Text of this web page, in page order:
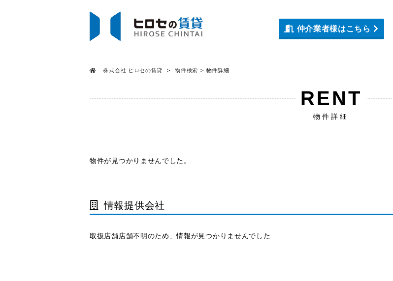
仲介業者様はこちら
株式会社 ヒロセの賃貸 物件検索 物件詳細
RENT
物件詳細
物件が見つかりませんでした。
情報提供会社
取扱店舗店舗不明のため、情報が見つかりませんでした